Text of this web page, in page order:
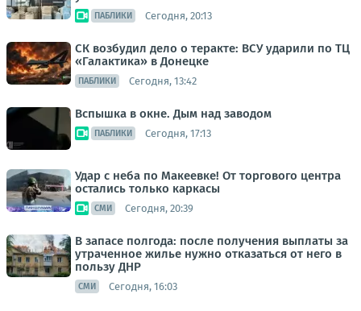
ПАБЛИКИ Сегодня, 20:13
СК возбудил дело о теракте: ВСУ ударили по ТЦ
«Галактика» в Донецке
ПАБЛИКИ Сегодня, 13:42
Вспышка в окне. Дым над заводом
ПАБЛИКИ Сегодня, 17:13
Удар с неба по Макеевке! От торгового центра
остались только каркасы
СМИ Сегодня, 20:39
В запасе полгода: после получения выплаты за
утраченное жилье нужно отказаться от него в
пользу ДНР
СМИ Сегодня, 16:03